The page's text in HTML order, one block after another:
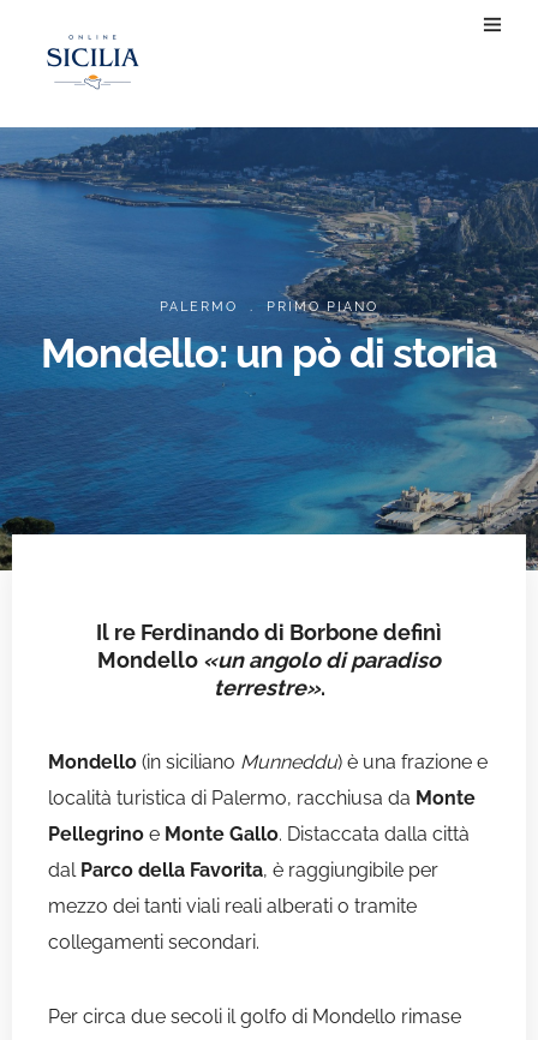
PALERMO . PRIMO PIANO
Mondello: un pò di storia
Il re Ferdinando di Borbone definì
Mondello «un angolo di paradiso
terrestre».
Mondello (in siciliano Munneddu) è una frazione e
località turistica di Palermo, racchiusa da Monte
Pellegrino e Monte Gallo. Distaccata dalla città
dal Parco della Favorita, è raggiungibile per
mezzo dei tanti viali reali alberati o tramite
collegamenti secondari.
Per circa due secoli il golfo di Mondello rimase